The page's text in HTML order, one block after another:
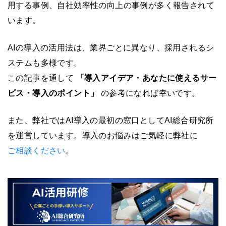
用する事例、自社効率性の向上の事例が多く報告されて
います。
AIの導入の活用法は、業界ごとに異なり、採用されるシ
ステムも多様です。
この記事を通して
「導入アイデア・あなたに使えるサー
ビス・導入のポイント」
の参考になれば幸いです。
また、弊社ではAI導入の最初の窓口としてAI総合研究所
を運営しています。導入のお悩みはご気軽に弊社に
ご相談ください 。